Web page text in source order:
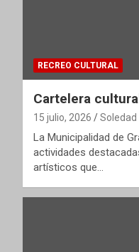
RECREO CULTURAL
Cartelera
15 julio, 2026 Soledad
La Municipalidad de
actividades
artísticos que…